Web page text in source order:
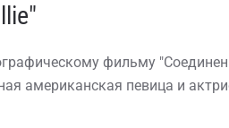
фильму
американская певица и